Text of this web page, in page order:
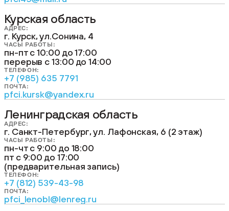
Курская область
АДРЕС:
г. Курск, ул.Сонина, 4
ЧАСЫ РАБОТЫ:
пн-пт с 10:00 до 17:00
перерыв с 13:00 до 14:00
ТЕЛЕФОН:
+7 (985) 635 7791
ПОЧТА:
pfci.kursk@yandex.ru
Ленинградская область
АДРЕС:
г. Санкт-Петербург, ул. Лафонская, 6 (2 этаж)
ЧАСЫ РАБОТЫ:
пн-чт c 9:00 до 18:00
пт с 9:00 до 17:00
(предварительная запись)
ТЕЛЕФОН:
+7 (812) 539-43-98
ПОЧТА:
pfci_lenobl@lenreg.ru